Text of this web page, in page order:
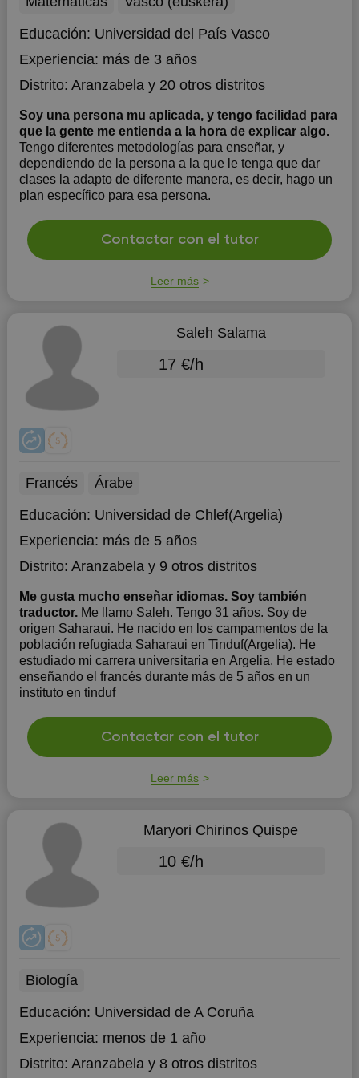
Educación: Universidad del País Vasco
Experiencia: más de 3 años
Distrito: Aranzabelay 20 otros distritos
Soy una persona mu aplicada, y tengo facilidad para
que la gente me entienda a la hora de explicar algo.
Tengo diferentes metodologías para enseñar, y
dependiendo de la persona a la que le tenga que dar
clases la adapto de diferente manera, es decir, hago un
plan específico para esa persona.
Contactar con el tutor
Leer más
Saleh Salama
17 €/h
Francés
Árabe
Educación: Universidad de Chlef(Argelia)
Experiencia: más de 5 años
Distrito: Aranzabelay 9 otros distritos
Me gusta mucho enseñar idiomas. Soy también
traductor. Me llamo Saleh. Tengo 31 años. Soy de
origen Saharaui. He nacido en los campamentos de la
población refugiada Saharaui en Tinduf(Argelia). He
estudiado mi carrera universitaria en Argelia. He estado
enseñando el francés durante más de 5 años en un
instituto en tinduf
Contactar con el tutor
Leer más
Maryori Chirinos Quispe
10 €/h
Biología
Educación: Universidad de A Coruña
Experiencia: menos de 1 año
Distrito: Aranzabelay 8 otros distritos